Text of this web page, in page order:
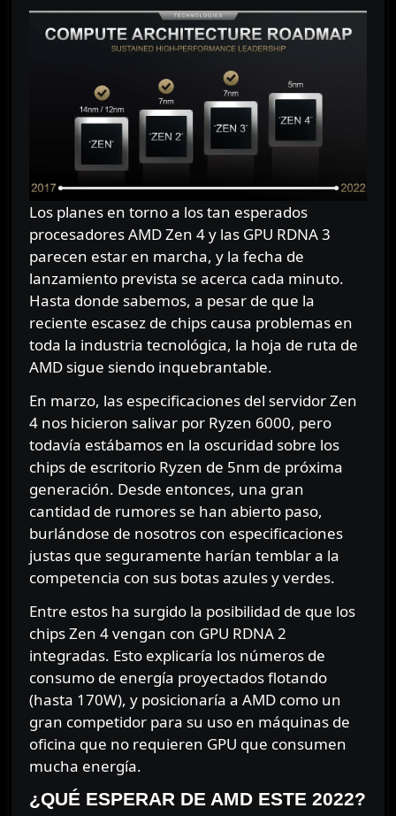
Los planes en torno a los tan esperados
procesadores AMD Zen 4 y las GPU RDNA 3
parecen estar en marcha, y la fecha de
lanzamiento prevista se acerca cada minuto.
Hasta donde sabemos, a pesar de que la
reciente escasez de chips causa problemas en
toda la industria tecnológica, la hoja de ruta de
AMD sigue siendo inquebrantable.
En marzo, las especificaciones del servidor Zen
4 nos hicieron salivar por Ryzen 6000, pero
todavía estábamos en la oscuridad sobre los
chips de escritorio Ryzen de 5nm de próxima
generación. Desde entonces, una gran
cantidad de rumores se han abierto paso,
burlándose de nosotros con especificaciones
justas que seguramente harían temblar a la
competencia con sus botas azules y verdes.
Entre estos ha surgido la posibilidad de que los
chips Zen 4 vengan con GPU RDNA 2
integradas. Esto explicaría los números de
consumo de energía proyectados flotando
(hasta 170W), y posicionaría a AMD como un
gran competidor para su uso en máquinas de
oficina que no requieren GPU que consumen
mucha energía.
¿QUÉ ESPERAR DE AMD ESTE 2022?